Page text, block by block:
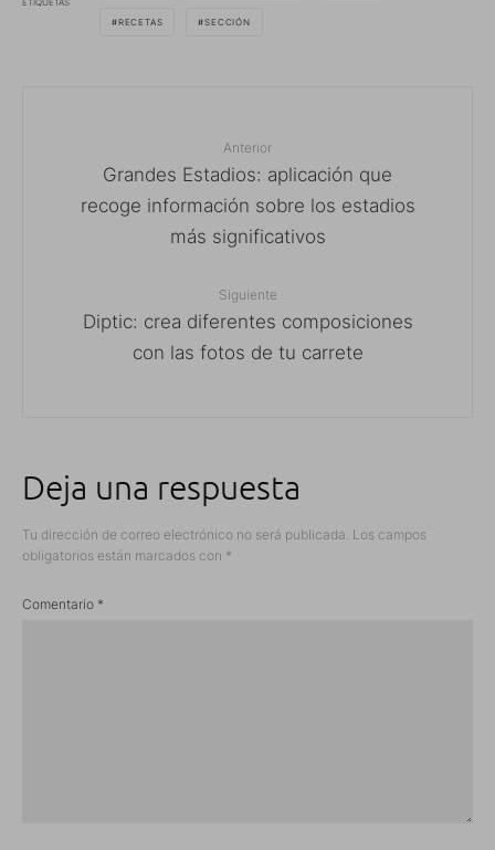
RECETAS SECCIÓN
Anterior
Grandes Estadios: aplicación que
recoge información sobre los estadios
más significativos
Siguiente
Diptic: crea diferentes composiciones
con las fotos de tu carrete
Deja una respuesta
Tu dirección de correo electrónico no será publicada. Los campos
obligatorios están marcados con *
Comentario *